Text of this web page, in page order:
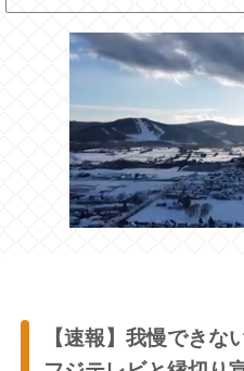
【速報】我慢できな